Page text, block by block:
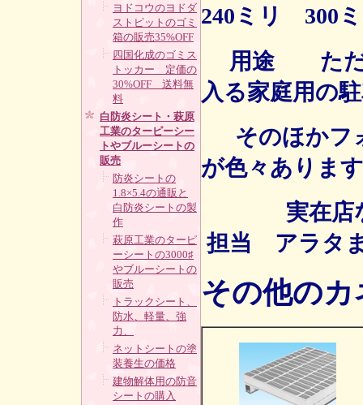
ヨドコウのヨドダ
ストピットのゴミ
箱の販売35%OFF
四国化成のゴミス
トッカー 定価の
30%OFF 送料無
料
白防炎シート・萩原
工業のターピーシー
トやブルーシートの
販売
防炎シートの
1.8×5.4の通販と
白防炎シートの製
作
萩原工業のターピ
ーシートの3000♯
やブルーシートの
販売
トラックシート、
防水、軽量、強
力、
ネットシートの塗
装養生の価格
建物解体用の防音
シートの購入
240ミリ 300
用途 ただ
入る家庭用の
そのほかフ
が色々ありま
実在店なの
担当 アラタ
その他の